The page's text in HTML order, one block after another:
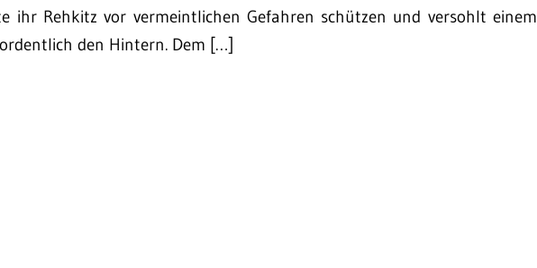
ihr Rehkitz vor vermeintlichen Gefahren schützen und versohlt einem
den Hintern. Dem […]